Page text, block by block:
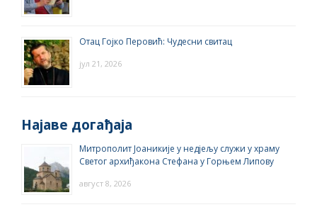
Отац Гојко Перовић: Чудесни свитац
јул 21, 2026
Најаве догађаја
Митрополит Јоаникије у недјељу служи у храму
Светог архиђакона Стефана у Горњем Липову
август 8, 2026